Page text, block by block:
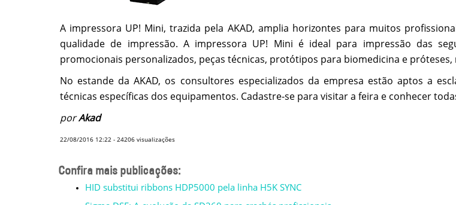
A impressora UP! Mini, trazida pela AKAD, amplia horizontes para muitos
qualidade de impressão. A impressora UP! Mini é ideal para impressão das
promocionais personalizados, peças técnicas, protótipos para biomedicina e
No estande da AKAD, os consultores especializados da empresa estão aptos a
técnicas específicas dos equipamentos. Cadastre-se para visitar a feira e conhecer
porAkad
22/08/2016 12:22 - 24206 visualizações
Confira mais publicações:
HID substitui ribbons HDP5000 pela linha H5K SYNC